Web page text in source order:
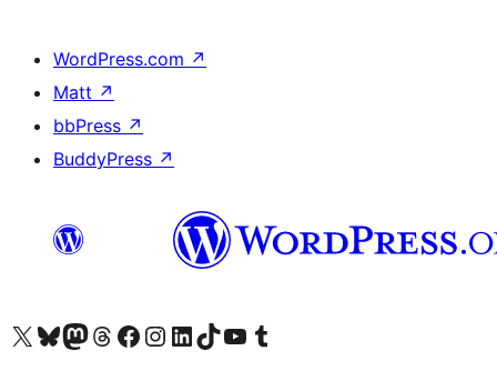
WordPress.com ↗
Matt ↗
bbPress ↗
BuddyPress ↗
Visita nuestra cuenta de X (anteriormente Twitter)
Visita nuestra cuenta de Bluesky
Visita nuestra cuenta de Mastodon
Visita nuestra cuenta de Threads
Visita nuestra página de Facebook
Visita nuestra cuenta de Instagram
Visita nuestra cuenta de LinkedIn
Visita nuestra cuenta de TikTok
Visita nuestro canal de YouTube
Visita nuestra cuenta de Tumblr